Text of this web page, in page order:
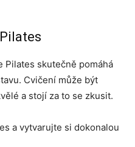
Pilates skutečně pomáhá
Cvičení může být
a stojí za to se zkusit.
a vytvarujte si dokonalou